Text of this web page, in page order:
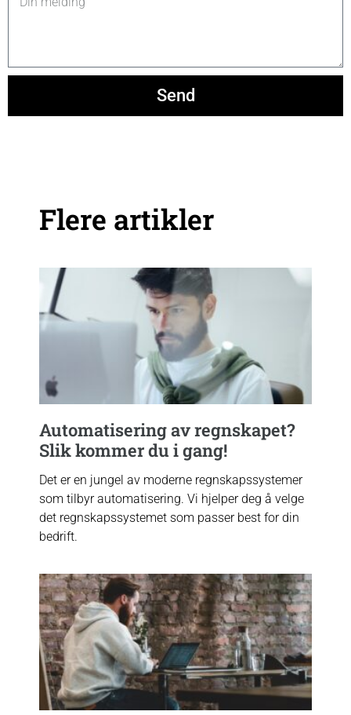
Send
Flere artikler
Automatisering av regnskapet?
Slik kommer du i gang!
Det er en jungel av moderne regnskapssystemer
som tilbyr automatisering. Vi hjelper deg å velge
det regnskapssystemet som passer best for din
bedrift.